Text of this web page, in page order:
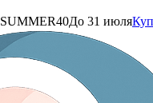
SUMMER40До 31 июля